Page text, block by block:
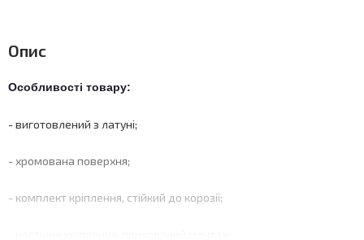
Опис
Особливості товару:
- виготовлений з латуні;
- хромована поверхня;
- комплект кріплення, стійкий до корозії;